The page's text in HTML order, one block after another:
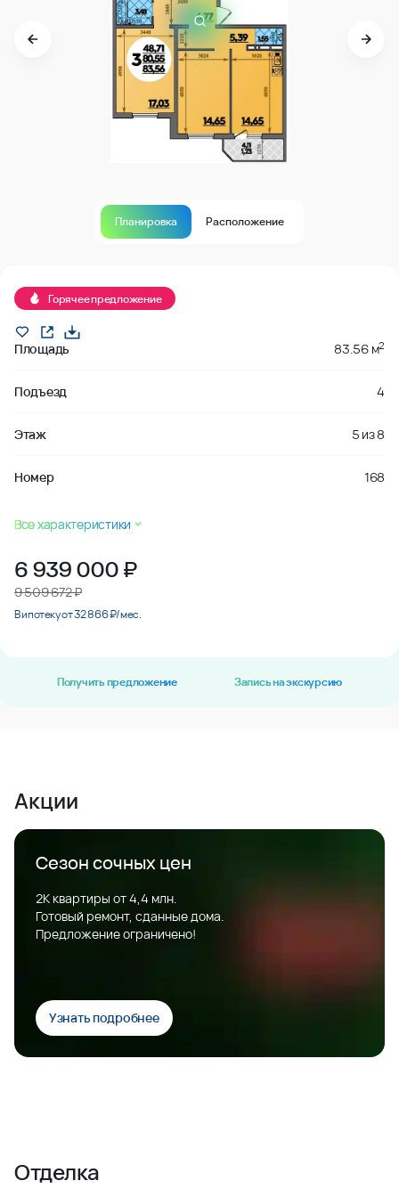
Планировка Расположение
Горячее предложение
Площадь 83.56 м2
Подъезд 4
Этаж 5 из8
Номер 168
Все характеристики
6 939 000₽
9 509 672 ₽
В ипотеку от 32 866 ₽/мес.
Получить предложение Запись на экскурсию
Акции
Сезон сочных цен
2К квартиры от 4,4 млн.
Готовый ремонт, сданные дома.
Предложение ограничено!
Узнать подробнее
Отделка